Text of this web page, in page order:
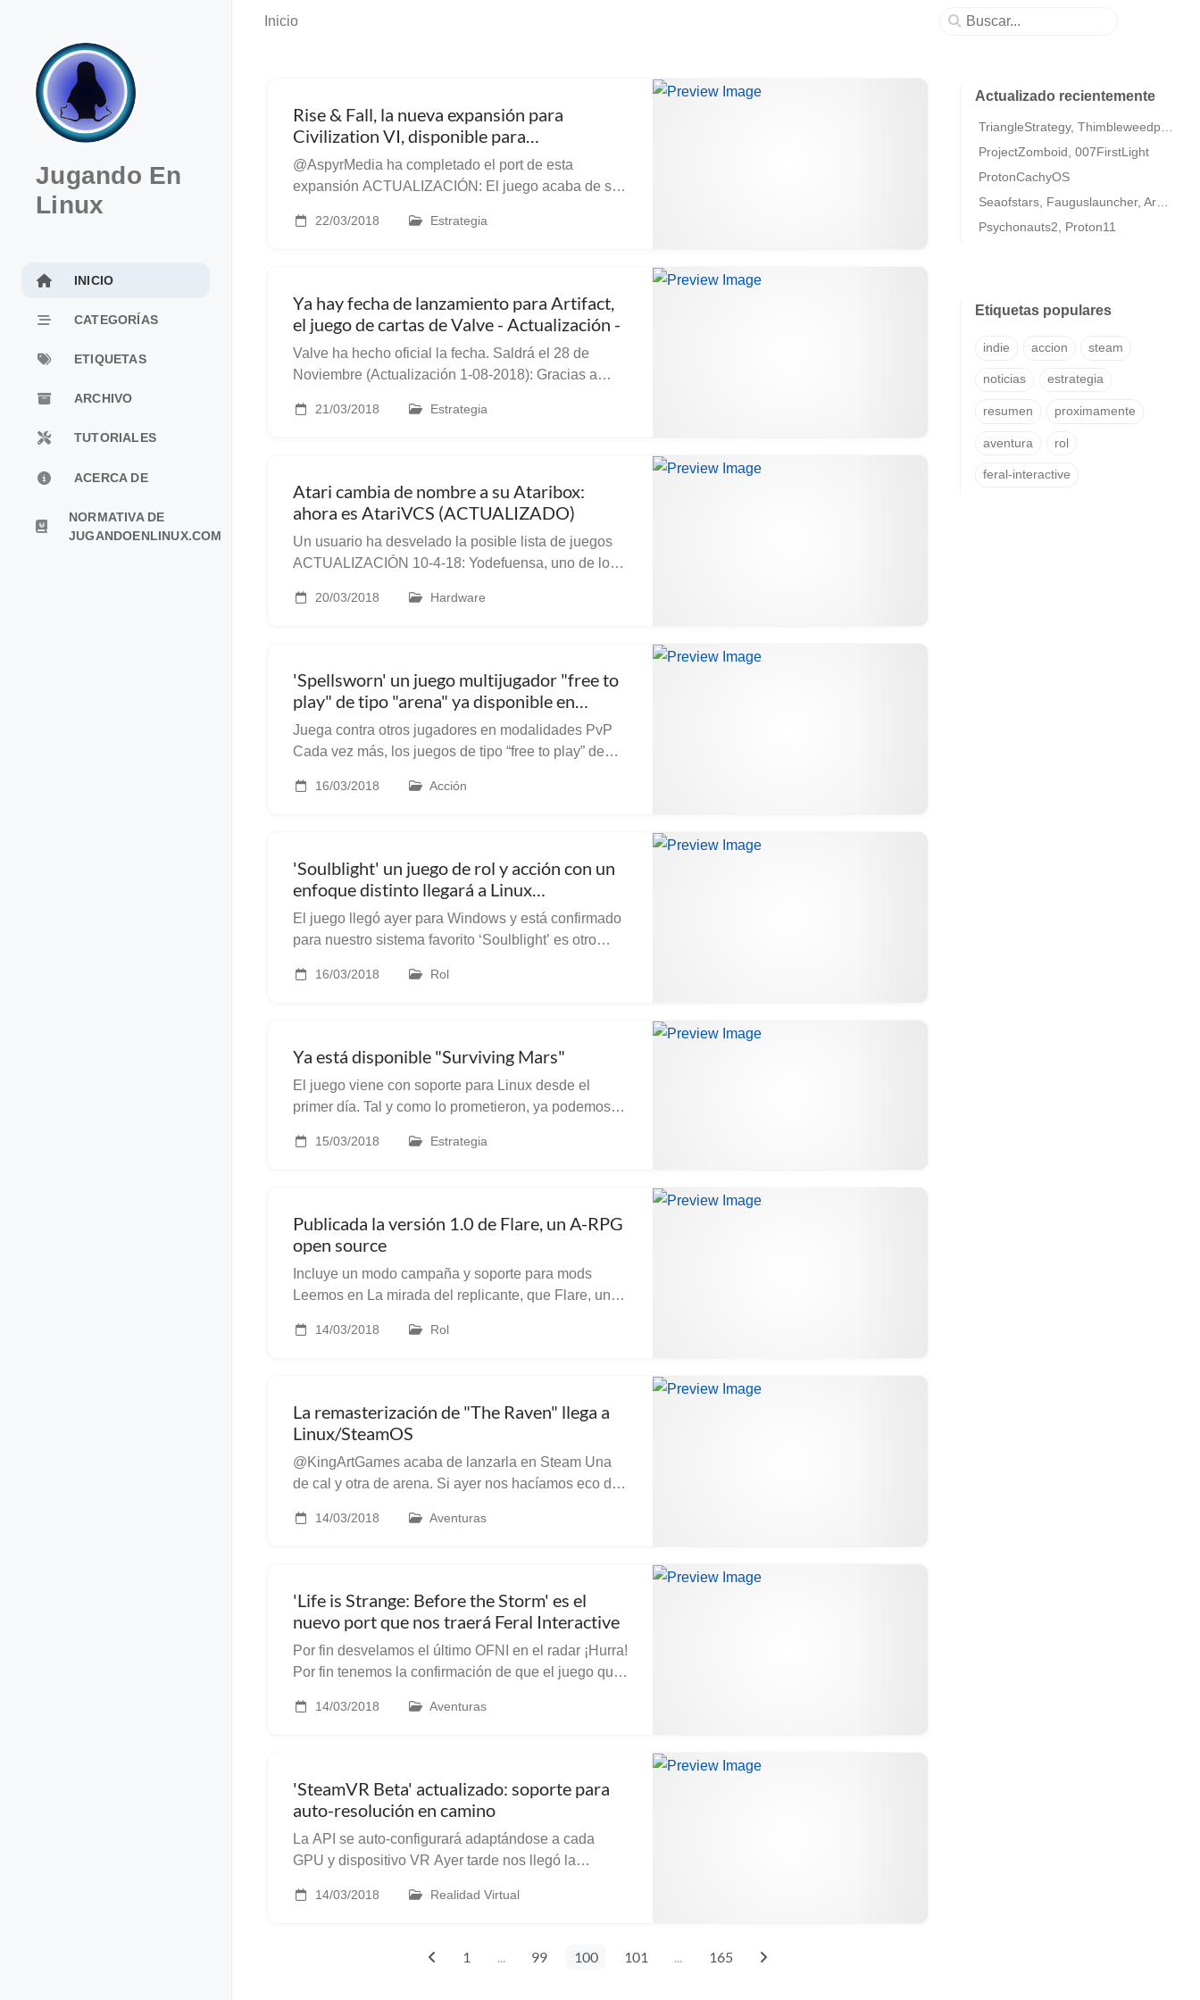
Jugando En
Linux
INICIO
CATEGORÍAS
ETIQUETAS
ARCHIVO
TUTORIALES
ACERCA DE
NORMATIVA DE
JUGANDOENLINUX.COM
Inicio
Rise & Fall, la nueva expansión para
Civilization VI, disponible para
Linux/SteamOS (ACTUALIZADO)
@AspyrMedia ha completado el port de esta
expansión ACTUALIZACIÓN: El juego acaba de ser
#RiseandFall brings new choices, strategies, and
22/03/2018 Estrategia
Ya hay fecha de lanzamiento para Artifact,
el juego de cartas de Valve - Actualización -
Valve ha hecho oficial la fecha. Saldrá el 28 de
Noviembre (Actualización 1-08-2018): Gracias a
oficial la fecha de lanzamiento de su nuevo jue...
21/03/2018 Estrategia
Atari cambia de nombre a su Ataribox:
ahora es AtariVCS (ACTUALIZADO)
Un usuario ha desvelado la posible lista de juegos
ACTUALIZACIÓN 10-4-18: Yodefuensa, uno de los
acaba de pasar un enlace con “información” sobre
20/03/2018 Hardware
'Spellsworn' un juego multijugador "free to
play" de tipo "arena" ya disponible en
Linux/SteamOS
Juega contra otros jugadores en modalidades PvP
Cada vez más, los juegos de tipo “free to play” de
favorito para traernos nuevos desarrollos. En este...
16/03/2018 Acción
'Soulblight' un juego de rol y acción con un
enfoque distinto llegará a Linux
próximamente
El juego llegó ayer para Windows y está confirmado
para nuestro sistema favorito ‘Soulblight’ es otro
acción para un jugador se centra en tus ...
16/03/2018 Rol
Ya está disponible "Surviving Mars"
El juego viene con soporte para Linux desde el
primer día. Tal y como lo prometieron, ya podemos
búlgaros Haenimont Games, conocidos por ser los
15/03/2018 Estrategia
Publicada la versión 1.0 de Flare, un A-RPG
open source
Incluye un modo campaña y soporte para mods
Leemos en La mirada del replicante, que Flare, un
ha lanzado la versión 1.0 después de 4 años de de...
14/03/2018 Rol
La remasterización de "The Raven" llega a
Linux/SteamOS
@KingArtGames acaba de lanzarla en Steam Una
de cal y otra de arena. Si ayer nos hacíamos eco de
para Linux, hoy nos sorprenden con la salida de...
14/03/2018 Aventuras
'Life is Strange: Before the Storm' es el
nuevo port que nos traerá Feral Interactive
Por fin desvelamos el último OFNI en el radar ¡Hurra!
Por fin tenemos la confirmación de que el juego que
14/03/2018 Aventuras
'SteamVR Beta' actualizado: soporte para
auto-resolución en camino
La API se auto-configurará adaptándose a cada
GPU y dispositivo VR Ayer tarde nos llegó la
por Valve para dar soporte a las aplicaciones VR en
14/03/2018 Realidad Virtual
1 ... 99 100 101 ... 165
Actualizado recientemente
ProjectZomboid, 007FirstLight
ProtonCachyOS
Psychonauts2, Proton11
Etiquetas populares
indie accion steam
noticias estrategia
resumen proximamente
aventura rol
feral-interactive